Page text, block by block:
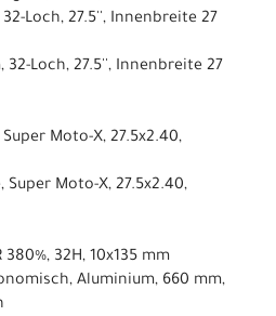
Loch, 27.5'', Innenbreite 27
32-Loch, 27.5'', Innenbreite 27
Moto-X, 27.5x2.40,
Super Moto-X, 27.5x2.40,
380%, 32H, 10x135 mm
Aluminium, 660 mm,